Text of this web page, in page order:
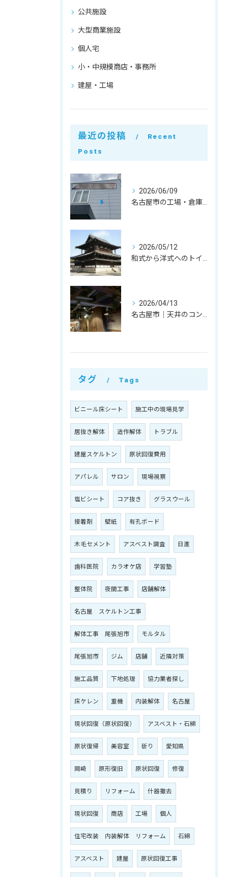
公共施設
大型商業施設
個人宅
小・中規模商店・事務所
建屋・工場
最近の投稿
Recent
Posts
2026/06/09
2026/05/12
2026/04/13
タグ Tags
ビニール床シート 施工中の現場見学
居抜き解体 造作解体 トラブル
建屋スケルトン 原状回復費用
アパレル サロン 現場視察
塩ビシート コア抜き グラスウール
接着剤 壁紙 有孔ボード
木毛セメント アスベスト調査 日進
歯科医院 カラオケ店 学習塾
整体院 夜間工事 店舗解体
名古屋 スケルトン工事
解体工事 尾張旭市 モルタル
尾張旭市 ジム 店舗 近隣対策
施工品質 下地処理 協力業者探し
床ケレン 重機 内装解体 名古屋
現状回復（原状回復） アスベスト・石綿
原状復帰 美容室 斫り 愛知県
岡崎 原形復旧 原状回復 修復
見積り リフォーム 什器撤去
現状回復 商店 工場 個人
住宅改装 内装解体 リフォーム 石綿
アスベスト 建屋 原状回復工事